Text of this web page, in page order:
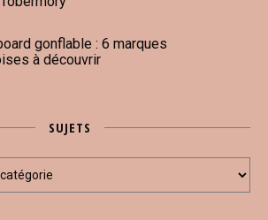
gonflable : 6 marques
à découvrir
SUJETS